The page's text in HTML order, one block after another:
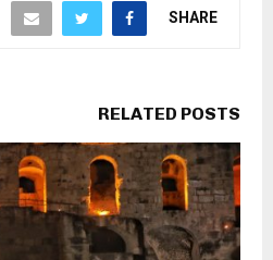
SHARE
RELATED POSTS